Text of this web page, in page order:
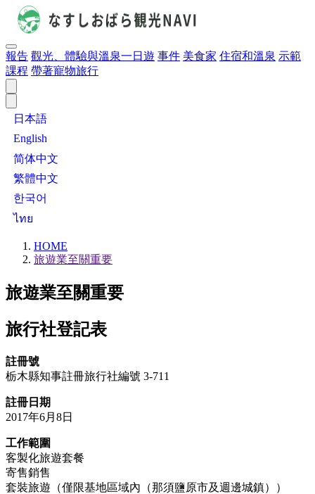
報告 觀光、體驗與溫泉一日遊 事件 美食家 住宿和溫泉 示範
課程 帶著寵物旅行
日本語
English
简体中文
繁體中文
한국어
ไทย
HOME
旅遊業至關重要
旅遊業至關重要
旅行社登記表
註冊號
栃木縣知事註冊旅行社編號 3-711
註冊日期
2017年6月8日
工作範圍
客製化旅遊套餐
寄售銷售
套裝旅遊（僅限基地區域內（那須鹽原市及週邊城鎮））